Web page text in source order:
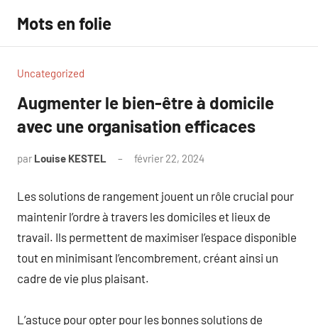
contenu
Mots en folie
Uncategorized
Augmenter le bien-être à domicile
avec une organisation efficaces
par Louise KESTEL février 22, 2024
Les solutions de rangement jouent un rôle crucial pour
maintenir l’ordre à travers les domiciles et lieux de
travail. Ils permettent de maximiser l’espace disponible
tout en minimisant l’encombrement, créant ainsi un
cadre de vie plus plaisant.
L’astuce pour opter pour les bonnes solutions de